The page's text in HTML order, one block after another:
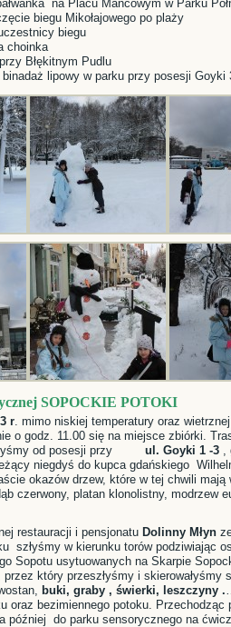
na Placu Mancowym w Parku
biegu Mikołajowego po plaży
biegu
choinka
Błękitnym Pudlu
lipowy w parku przy posesji
SOPOCKIE POTOKI
r . mimo niskiej temperatury oraz
o godz. 11.00 się na miejsce zbiórki.
od posesji przy ul. Goyki 1 -3
niegdyś do kupca gdańskiego
okazów drzew, które w tej chwili mają
czerwony, platan klonolistny, modrzew
restauracji i pensjonatu Dolinny Młyn
szłyśmy w kierunku torów podziwiając
Sopotu usytuowanych na Skarpie
, przez który przeszłyśmy i
buki, graby , świerki, leszczyny .
oraz bezimiennego potoku.
później do parku sensorycznego na